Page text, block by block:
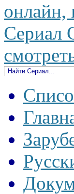
онлайн,
Сериал